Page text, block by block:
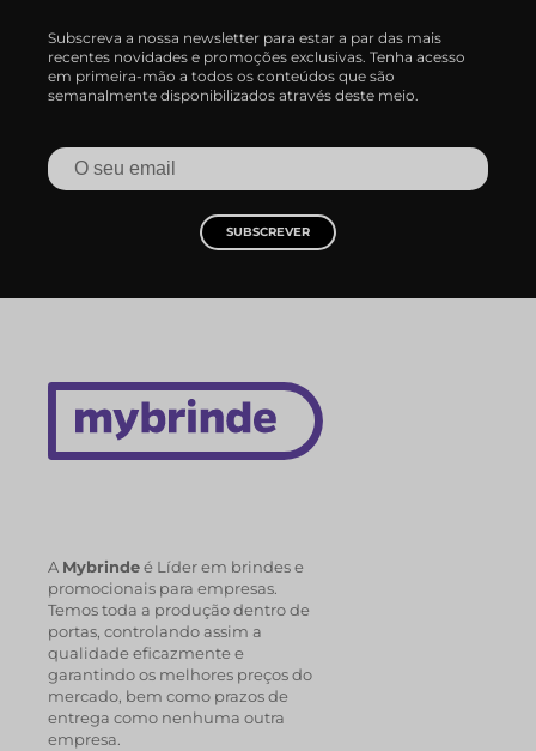
Subscreva a nossa newsletter para estar a par das mais
recentes novidades e promoções exclusivas. Tenha acesso
em primeira-mão a todos os conteúdos que são
semanalmente disponibilizados através deste meio.
SUBSCREVER
A Mybrindeé Líder em brindes e
promocionais para empresas.
Temos toda a produção dentro de
portas, controlando assim a
qualidade eficazmente e
garantindo os melhores preços do
mercado, bem como prazos de
entrega como nenhuma outra
empresa.